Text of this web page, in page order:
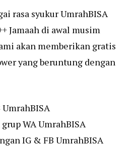
rasa syukur UmrahBISA
Jamaah di awal musim
akan memberikan gratis
yang beruntung dengan
UmrahBISA
WA UmrahBISA
IG & FB UmrahBISA